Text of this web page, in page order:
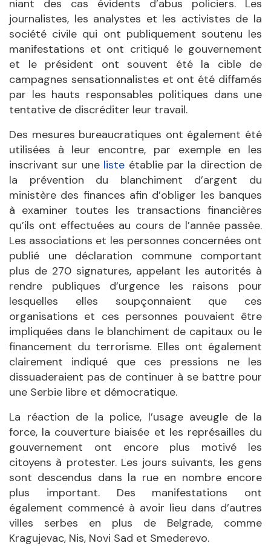
niant des cas évidents d’abus policiers. Les
journalistes, les analystes et les activistes de la
société civile qui ont publiquement soutenu les
manifestations et ont critiqué le gouvernement
et le président ont souvent été la cible de
campagnes sensationnalistes et ont été diffamés
par les hauts responsables politiques dans une
tentative de discréditer leur travail.
Des mesures bureaucratiques ont également été
utilisées à leur encontre, par exemple en les
inscrivant sur une liste établie par la direction de
la prévention du blanchiment d’argent du
ministère des finances afin d’obliger les banques
à examiner toutes les transactions financières
qu’ils ont effectuées au cours de l’année passée.
Les associations et les personnes concernées ont
publié une déclaration commune comportant
plus de 270 signatures, appelant les autorités à
rendre publiques d’urgence les raisons pour
lesquelles elles soupçonnaient que ces
organisations et ces personnes pouvaient être
impliquées dans le blanchiment de capitaux ou le
financement du terrorisme. Elles ont également
clairement indiqué que ces pressions ne les
dissuaderaient pas de continuer à se battre pour
une Serbie libre et démocratique.
La réaction de la police, l’usage aveugle de la
force, la couverture biaisée et les représailles du
gouvernement ont encore plus motivé les
citoyens à protester. Les jours suivants, les gens
sont descendus dans la rue en nombre encore
plus important. Des manifestations ont
également commencé à avoir lieu dans d’autres
villes serbes en plus de Belgrade, comme
Kragujevac, Nis, Novi Sad et Smederevo.